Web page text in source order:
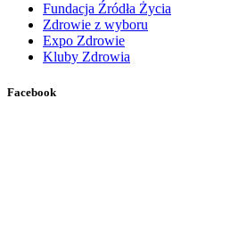
Fundacja Źródła Życia
Zdrowie z wyboru
Expo Zdrowie
Kluby Zdrowia
Facebook